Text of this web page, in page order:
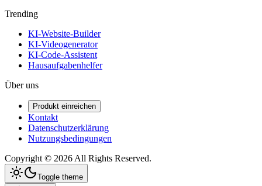
Trending
KI-Website-Builder
KI-Videogenerator
KI-Code-Assistent
Hausaufgabenhelfer
Über uns
Produkt einreichen
Kontakt
Datenschutzerklärung
Nutzungsbedingungen
Copyright © 2026 All Rights Reserved.
Toggle theme